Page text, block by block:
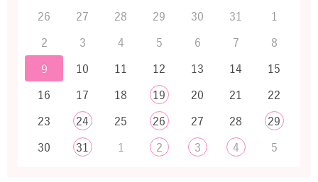
26
27 28 29 30 31
1
2
3 4 5 6 7
8
9
10 11 12 13 14
15
16
17 18 19 20 21
22
23
24 25 26 27 28
29
30
31 1 2 3 4 5